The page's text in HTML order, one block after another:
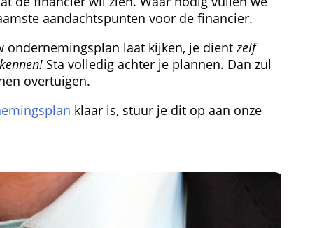
aandachtspunten voor de financier.
ondernemingsplan laat kijken, je dient zelf
Sta volledig achter je plannen. Dan zul
overtuigen.
klaar is, stuur je dit op aan onze